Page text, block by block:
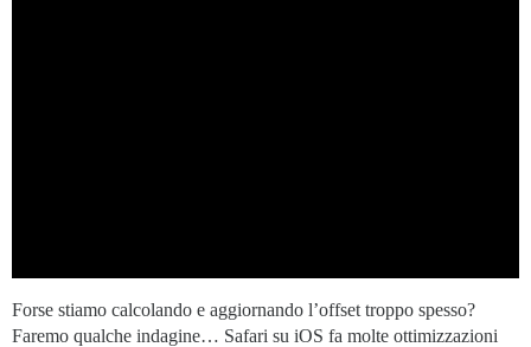
Forse stiamo calcolando e aggiornando l’offset troppo spesso?
Faremo qualche indagine… Safari su iOS fa molte ottimizzazioni